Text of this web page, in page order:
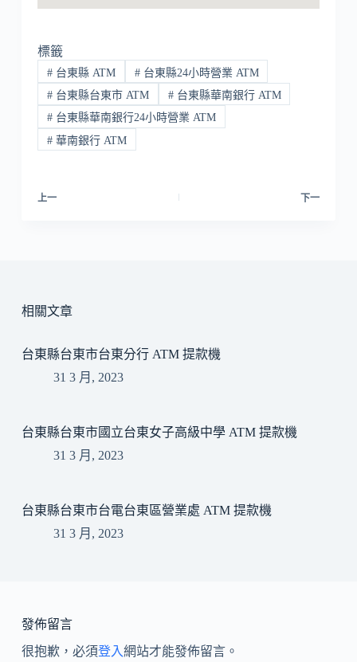
標籤
#台東縣 ATM #台東縣24小時營業 ATM
#台東縣台東市 ATM #台東縣華南銀行 ATM
#台東縣華南銀行24小時營業 ATM
#華南銀行 ATM
上一 下一
相關文章
台東縣台東市台東分行 ATM 提款機
31 3 月, 2023
台東縣台東市國立台東女子高級中學 ATM 提款機
31 3 月, 2023
台東縣台東市台電台東區營業處 ATM 提款機
31 3 月, 2023
發佈留言
很抱歉，必須登入網站才能發佈留言。